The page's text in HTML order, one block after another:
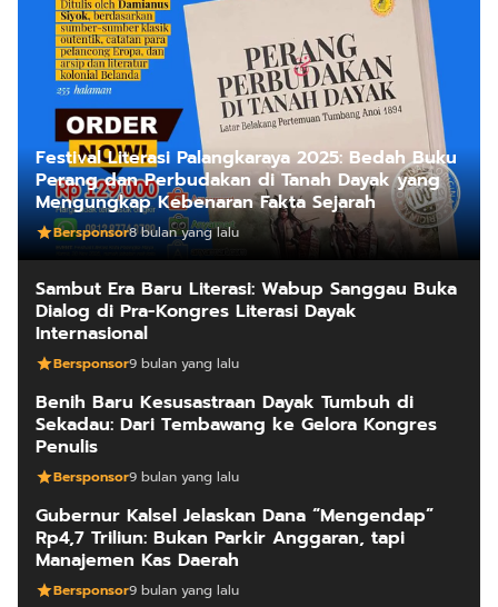
Festival Literasi Palangkaraya 2025: Bedah Buku
Perang dan Perbudakan di Tanah Dayak yang
Mengungkap Kebenaran Fakta Sejarah
Bersponsor8 bulan yang lalu
Sambut Era Baru Literasi: Wabup Sanggau Buka
Dialog di Pra-Kongres Literasi Dayak
Internasional
Bersponsor9 bulan yang lalu
Benih Baru Kesusastraan Dayak Tumbuh di
Sekadau: Dari Tembawang ke Gelora Kongres
Penulis
Bersponsor9 bulan yang lalu
Gubernur Kalsel Jelaskan Dana “Mengendap”
Rp4,7 Triliun: Bukan Parkir Anggaran, tapi
Manajemen Kas Daerah
Bersponsor9 bulan yang lalu